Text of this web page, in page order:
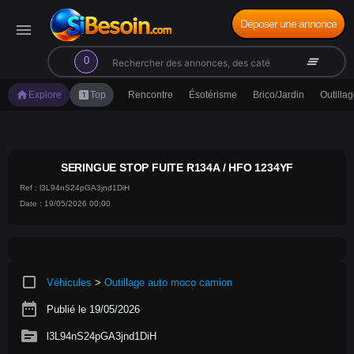
menu
0
search clear_all
Déposer une annonce
home Explore looks_oneTop Rencontre Ésotérisme Brico/Jardin
SERINGUE STOP FUITE R134A / HFO 1234YF
Ref : l3L94nS24pGA3jnd1DiH
Date : 19/05/2026 00:00
crop_square Véhicules > Outillage auto moco camion
date_range Publié le 19/05/2026
source l3L94nS24pGA3jnd1DiH